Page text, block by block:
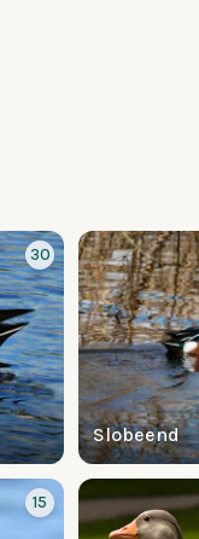
30
Slobeend
15